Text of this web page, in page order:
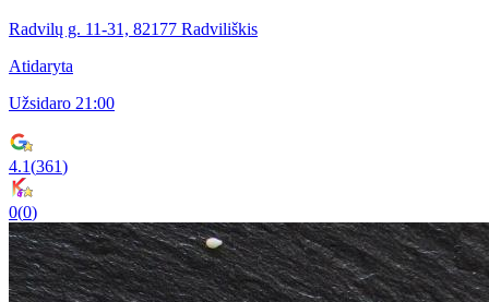
Radvilų g. 11-31, 82177 Radviliškis
Atidaryta
Užsidaro 21:00
4.1(361)
0(0)